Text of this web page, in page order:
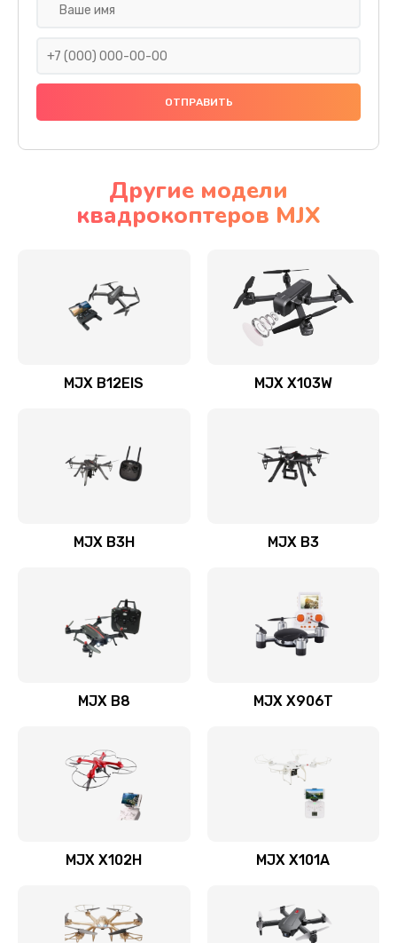
Другие модели
квадрокоптеров MJX
MJX B12EIS MJX X103W
MJX B3H MJX B3
MJX B8 MJX X906T
MJX X102H MJX X101A